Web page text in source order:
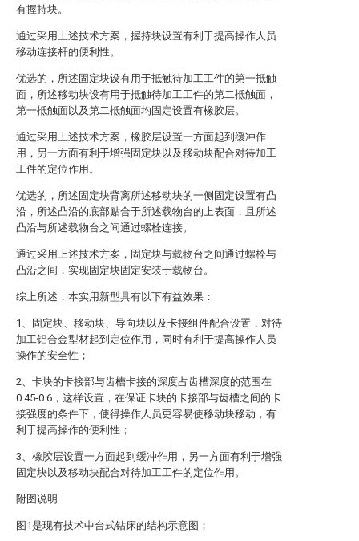
有握持块。
通过采用上述技术方案，握持块设置有利于提高操作人员
移动连接杆的便利性。
优选的，所述固定块设有用于抵触待加工工件的第一抵触
面，所述移动块设有用于抵触待加工工件的第二抵触面，
第一抵触面以及第二抵触面均固定设置有橡胶层。
通过采用上述技术方案，橡胶层设置一方面起到缓冲作
用，另一方面有利于增强固定块以及移动块配合对待加工
工件的定位作用。
优选的，所述固定块背离所述移动块的一侧固定设置有凸
沿，所述凸沿的底部贴合于所述载物台的上表面，且所述
凸沿与所述载物台之间通过螺栓连接。
通过采用上述技术方案，固定块与载物台之间通过螺栓与
凸沿之间，实现固定块固定安装于载物台。
综上所述，本实用新型具有以下有益效果：
1、固定块、移动块、导向块以及卡接组件配合设置，对待
加工铝合金型材起到定位作用，同时有利于提高操作人员
操作的安全性；
2、卡块的卡接部与齿槽卡接的深度占齿槽深度的范围在
0.45-0.6，这样设置，在保证卡块的卡接部与齿槽之间的卡
接强度的条件下，使得操作人员更容易使移动块移动，有
利于提高操作的便利性；
3、橡胶层设置一方面起到缓冲作用，另一方面有利于增强
固定块以及移动块配合对待加工工件的定位作用。
附图说明
图1是现有技术中台式钻床的结构示意图；